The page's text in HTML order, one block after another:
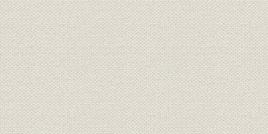
材料
料